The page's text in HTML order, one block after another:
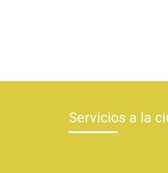
Servicios a la